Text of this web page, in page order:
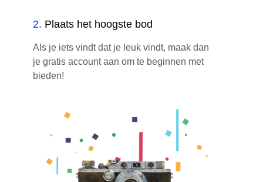
2. Plaats het hoogste bod
Als je iets vindt dat je leuk vindt, maak dan
je gratis account aan om te beginnen met
bieden!